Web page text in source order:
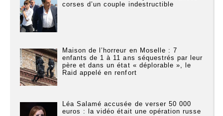
corses d’un couple indestructible
Maison de l’horreur en Moselle : 7
enfants de 1 à 11 ans séquestrés par leur
père et dans un état « déplorable », le
Raid appelé en renfort
Léa Salamé accusée de verser 50 000
euros : la vidéo était une opération russe